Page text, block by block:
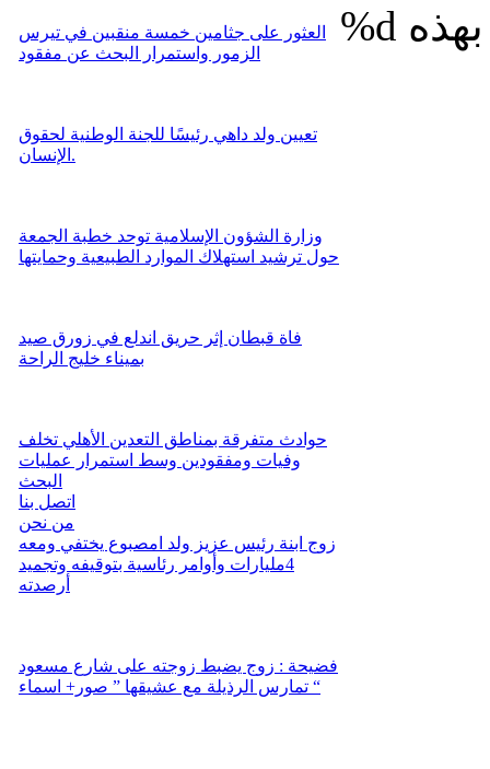
العثور على جثامين خمسة منقبين في تيرس
الزمور واستمرار البحث عن مفقود
تعيين ولد داهي رئيسًا للجنة الوطنية لحقوق
الإنسان.
وزارة الشؤون الإسلامية توحد خطبة الجمعة
حول ترشيد استهلاك الموارد الطبيعية وحمايتها
فاة قبطان إثر حريق اندلع في زورق صيد
بميناء خليج الراحة
حوادث متفرقة بمناطق التعدين الأهلي تخلف
وفيات ومفقودين وسط استمرار عمليات
البحث
اتصل بنا
من نحن
زوج ابنة رئيس عزيز ولد امصبوع يختفي ومعه
4مليارات وأوامر رئاسية بتوقيفه وتجميد
أرصدته
فضيحة : زوج يضبط زوجته على شارع مسعود
تمارس الرذيلة مع عشيقها ” صور+ اسماء “
%d